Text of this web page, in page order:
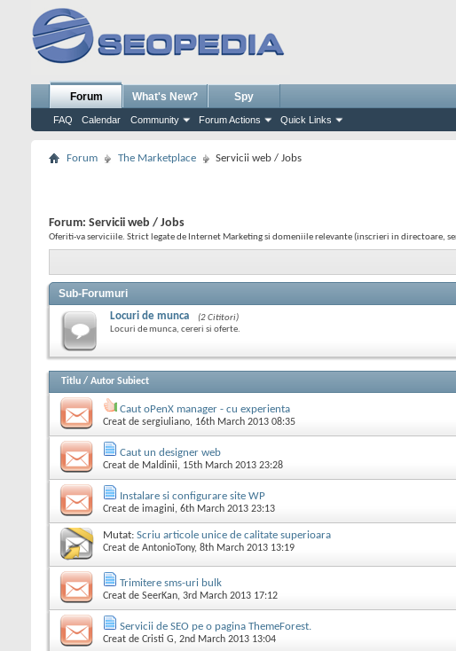
Forum
FAQ Calendar Community Forum Actions Quick Links
What's New? Spy
Forum The Marketplace Servicii web / Jobs
Forum: Servicii web / Jobs
Oferiti-va serviciile. Strict legate de Internet Marketing si domeniile relevante (inscrieri in directoare,
Sub-Forumuri
Locuri de munca
(2 Cititori)
Locuri de munca, cereri si oferte.
Titlu / Autor Subiect
Caut oPenX manager - cu experienta
Creat de sergiuliano, 16th March 2013 08:35
Caut un designer web
Creat de Maldinii, 15th March 2013 23:28
Instalare si configurare site WP
Creat de imagini, 6th March 2013 23:13
Mutat: Scriu articole unice de calitate superioara
Creat de AntonioTony, 8th March 2013 13:19
Trimitere sms-uri bulk
Creat de SeerKan, 3rd March 2013 17:12
Servicii de SEO pe o pagina ThemeForest.
Creat de Cristi G, 2nd March 2013 13:04